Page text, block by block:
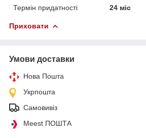
Термін придатності
24 міс
Приховати
Умови доставки
Нова Пошта
Укрпошта
Самовивіз
Meest ПОШТА